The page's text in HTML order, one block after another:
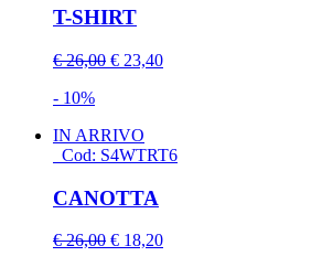
T-SHIRT
€ 26,00 € 23,40
- 10%
IN ARRIVO
Cod: S4WTRT6
CANOTTA
€ 26,00 € 18,20